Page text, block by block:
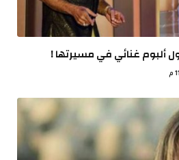
ألبوم غنائي في مسيرتها !